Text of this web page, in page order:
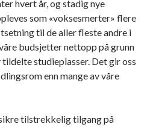
hvert år, og stadig nye
som «voksesmerter» flere
til de aller fleste andre i
budsjetter nettopp på grunn
studieplasser. Det gir oss
enn mange av våre
tilstrekkelig tilgang på